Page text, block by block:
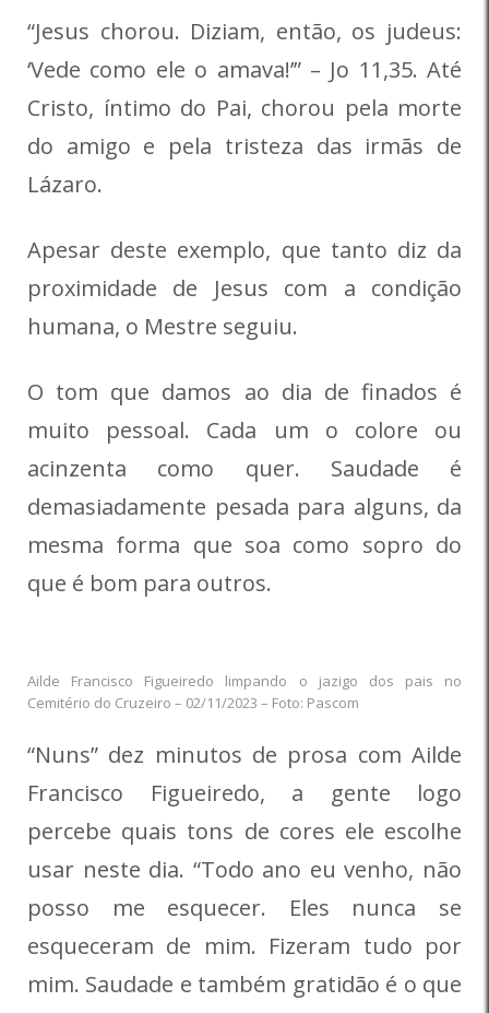
“Jesus chorou. Diziam, então, os judeus:
‘Vede como ele o amava!’” – Jo 11,35. Até
Cristo, íntimo do Pai, chorou pela morte
do amigo e pela tristeza das irmãs de
Lázaro.
Apesar deste exemplo, que tanto diz da
proximidade de Jesus com a condição
humana, o Mestre seguiu.
O tom que damos ao dia de finados é
muito pessoal. Cada um o colore ou
acinzenta como quer. Saudade é
demasiadamente pesada para alguns, da
mesma forma que soa como sopro do
que é bom para outros.
Ailde Francisco Figueiredo limpando o jazigo dos pais no
Cemitério do Cruzeiro – 02/11/2023 – Foto: Pascom
“Nuns” dez minutos de prosa com Ailde
Francisco Figueiredo, a gente logo
percebe quais tons de cores ele escolhe
usar neste dia. “Todo ano eu venho, não
posso me esquecer. Eles nunca se
esqueceram de mim. Fizeram tudo por
mim. Saudade e também gratidão é o que